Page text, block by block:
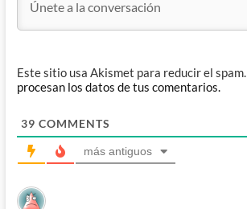
Este sitio usa Akismet para reducir el spam.
procesan los datos de tus comentarios.
39 COMMENTS
más antiguos